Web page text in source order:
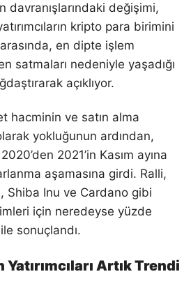
davranışlarındaki değişimi,
kripto para birimini
en dipte işlem
satmaları nedeniyle yaşadığı
açıklıyor.
hacminin ve satın alma
yokluğunun ardından,
2021’in Kasım ayına
aşamasına girdi. Ralli,
Shiba Inu ve Cardano gibi
için neredeyse yüzde
sonuçlandı.
Artık Trendi